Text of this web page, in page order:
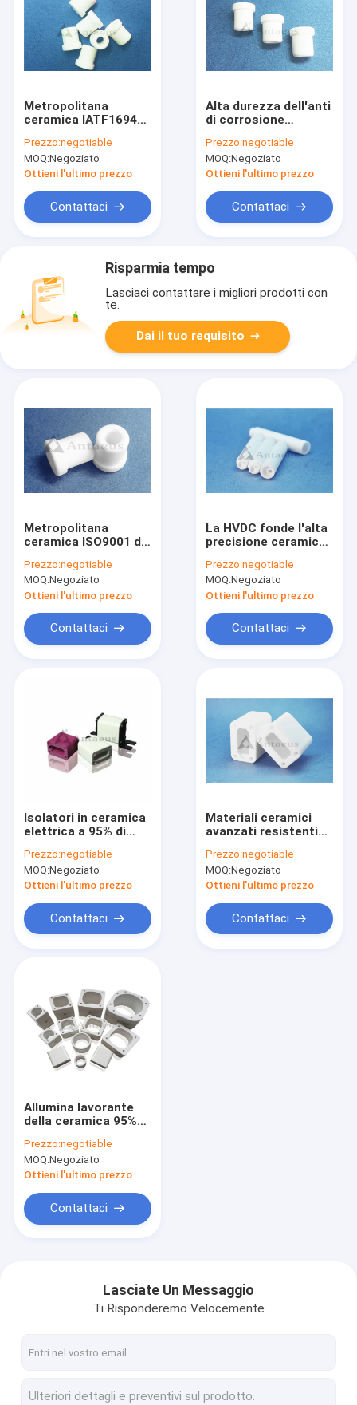
Prodotti
Circa noi
Giro della fabbrica
Richieda una citazione
Componenti ceramiche dell'allumina
Ceramica metallizzata dell'allumina
Metropolitana
ceramica IATF16949
fusibile dell'allumina
AL2O3
Prezzo:negotiable
MOQ:Negoziato
Ottieni l'ultimo prezzo
Contattaci
Alta durezza dell'anti
di corrosione
metropolitana
ceramica del fusibile
Prezzo:negotiable
MOQ:Negoziato
Ottieni l'ultimo prezzo
Contattaci
Risparmia tempo
Lasciaci contattare i migliori prodotti con
te.
Dai il tuo requisito
Metropolitana
ceramica ISO9001 di
fusibile ad alta
densità
Prezzo:negotiable
MOQ:Negoziato
Ottieni l'ultimo prezzo
Contattaci
La HVDC fonde l'alta
precisione ceramica
Prezzo:negotiable
MOQ:Negoziato
Ottieni l'ultimo prezzo
Contattaci
Isolatori in ceramica
elettrica a 95% di
all'abrasione dei
fusibili
Prezzo:negotiable
MOQ:Negoziato
Ottieni l'ultimo prezzo
Contattaci
Materiali ceramici
avanzati resistenti
dell'ente ceramico
del fusibile
Prezzo:negotiable
MOQ:Negoziato
Ottieni l'ultimo prezzo
Contattaci
Allumina lavorante
della ceramica 95%
alluminio del fusibile
di HVDC ceramica
Prezzo:negotiable
MOQ:Negoziato
Ottieni l'ultimo prezzo
Contattaci
Lasciate Un Messaggio
Ti Risponderemo Velocemente